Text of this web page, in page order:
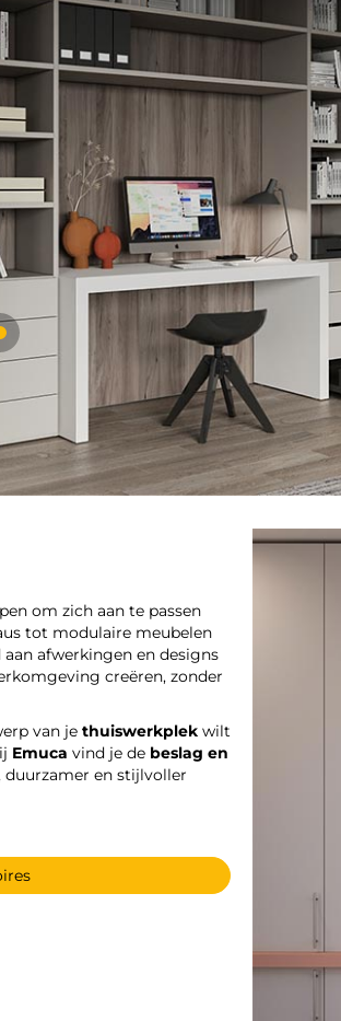
om zich aan te passen
tot modulaire meubelen
afwerkingen en designs
creëren, zonder
van je thuiswerkplek wilt
Emuca vind je de beslag en
en stijlvoller